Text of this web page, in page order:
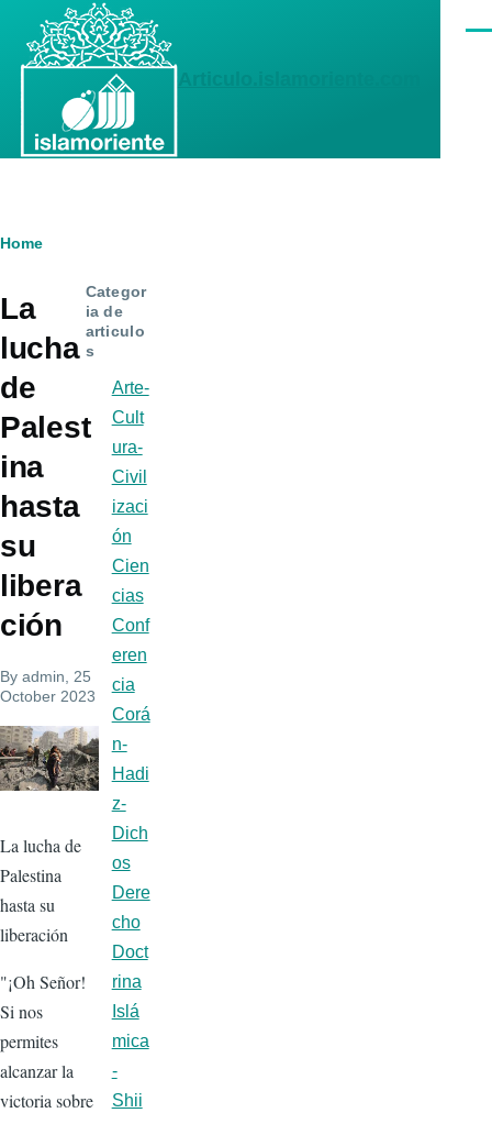
Skip to main content
Breadcrumb
Home
La
lucha
de
Palest
ina
hasta
su
libera
ción
By admin , 25
October 2023
La lucha de
Palestina
hasta su
liberación
"¡Oh Señor!
Si nos
permites
alcanzar la
victoria sobre
Categor
ia de
articulo
s
Arte-
Cult
ura-
Civil
izaci
ón
Cien
cias
Conf
eren
cia
Corá
n-
Hadi
z-
Dich
os
Dere
cho
Doct
rina
Islá
mica
-
Shii